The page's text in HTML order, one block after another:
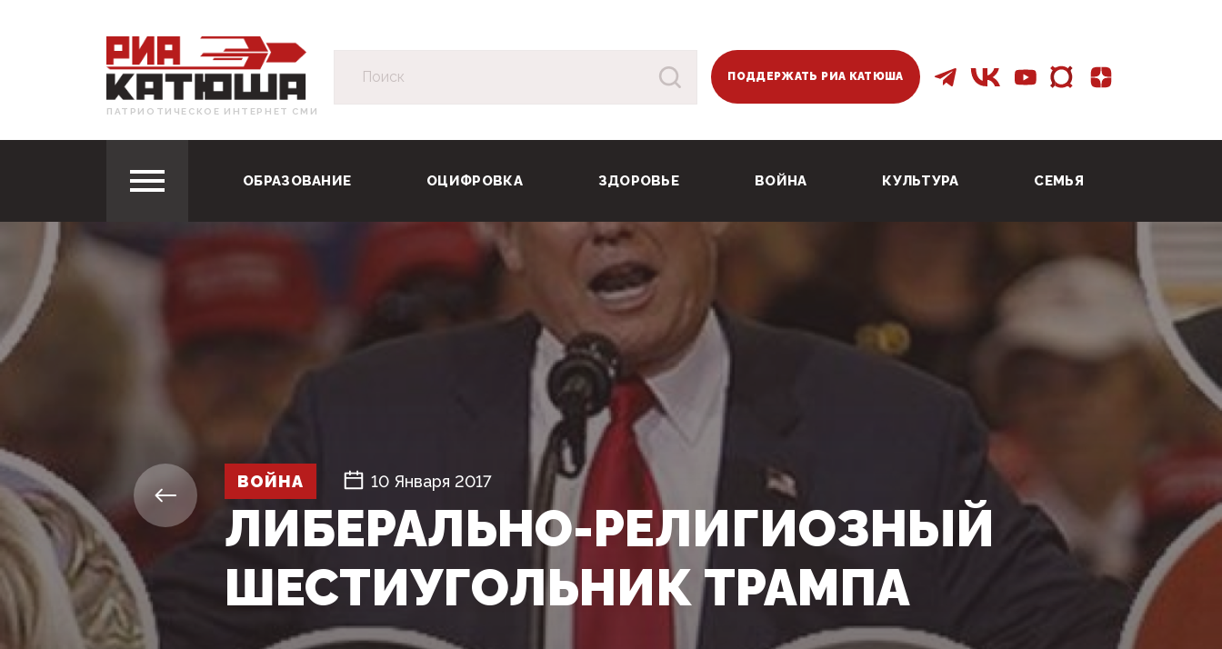
ПАТРИОТИЧЕСКОЕ ИНТЕРНЕТ СМИ
ПОДДЕРЖАТЬ РИА КАТЮША
ОБРАЗОВАНИЕ ОЦИФРОВКА ЗДОРОВЬЕ ВОЙНА КУЛЬТУРА СЕМЬЯ
ВОЙНА 10 Января 2017
ЛИБЕРАЛЬНО-РЕЛИГИОЗНЫЙ
ШЕСТИУГОЛЬНИК ТРАМПА